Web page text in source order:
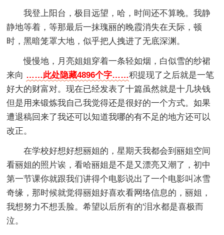
我登上阳台，极目远望，哈，时间还不算晚。我静
静地等着，等那最后一抹瑰丽的晚霞消失在天际，顿
时，黑暗笼罩大地，似乎把人拽进了无底深渊。
慢慢地，月亮姐姐穿着一条轻如烟，白似雪的纱裙
来向 ……此处隐藏4896个字……积提现了之后就是一笔
好大的财富对。现在已经发表了十篇虽然就是十几块钱
但是用来锻炼我自己我觉得还是很好的一个方式。如果
遭退稿回来了我还可以知道我哪的有不足的地方还可以
改正。
在学校好想好想丽姐的，星期天我都会到丽姐空间
看丽姐的照片诶，看哈丽姐是不是又漂亮又潮了，初中
第一节课你就跟我们讲得个电影说出了一个电影叫冰雪
奇缘，那时候就觉得丽姐好喜欢看网络信息的，丽姐，
我想努力不想丢脸。希望以后所有的'泪水都是喜极而
泣。